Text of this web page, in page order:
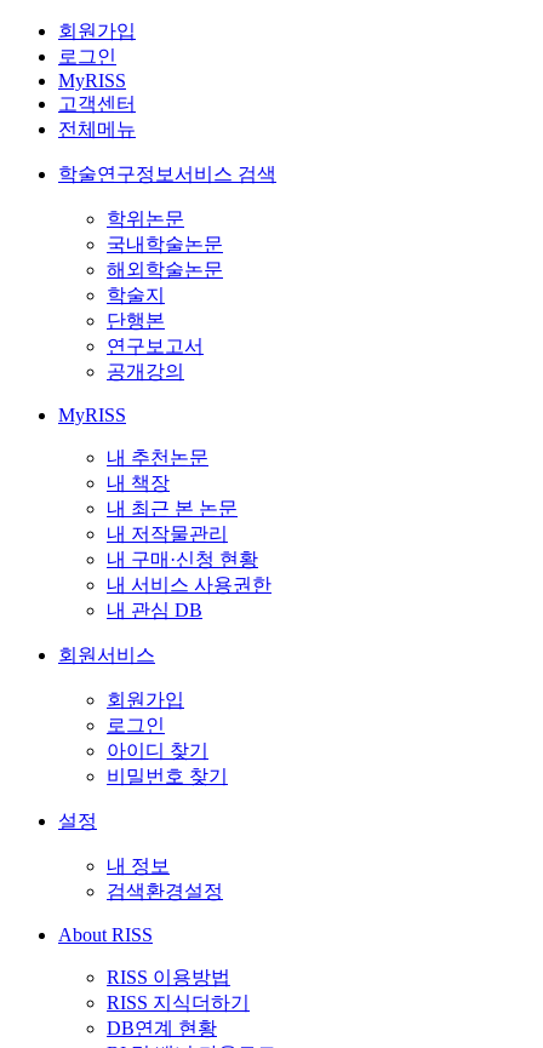
회원가입
로그인
MyRISS
고객센터
전체메뉴
학술연구정보서비스 검색
학위논문
국내학술논문
해외학술논문
학술지
단행본
연구보고서
공개강의
MyRISS
내 추천논문
내 책장
내 최근 본 논문
내 저작물관리
내 구매·신청 현황
내 서비스 사용권한
내 관심 DB
회원서비스
회원가입
로그인
아이디 찾기
비밀번호 찾기
설정
내 정보
검색환경설정
About RISS
RISS 이용방법
RISS 지식더하기
DB연계 현황